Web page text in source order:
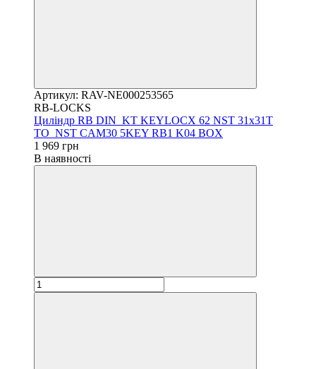
Артикул: RAV-NE000253565
RB-LOCKS
Циліндр RB DIN_KT KEYLOCX 62 NST 31x31T
TO_NST CAM30 5KEY RB1 K04 BOX
1 969 грн
В наявності